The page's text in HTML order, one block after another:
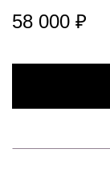
58 000 ₽